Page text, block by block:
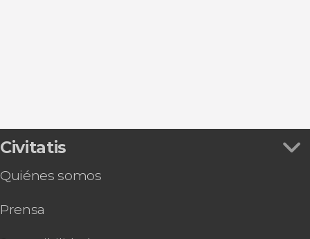
Civitatis
Quiénes somos
Prensa